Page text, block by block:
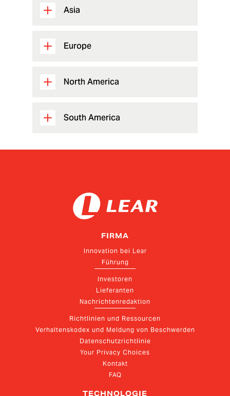
Asia
Europe
North America
South America
FIRMA
Innovation bei Lear
Führung
Investoren
Lieferanten
Nachrichtenredaktion
Richtlinien und Ressourcen
Verhaltenskodex und Meldung von Beschwerden
Datenschutzrichtlinie
Your Privacy Choices
Kontakt
FAQ
TECHNOLOGIE